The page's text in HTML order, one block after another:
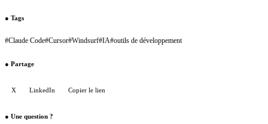
● Tags
#Claude Code#Cursor#Windsurf#IA#outils de développement
● Partage
X LinkedIn Copier le lien
● Une question ?